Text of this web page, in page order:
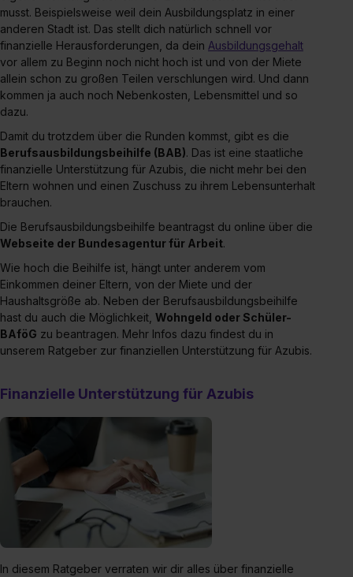
musst. Beispielsweise weil dein Ausbildungsplatz in einer
anderen Stadt ist. Das stellt dich natürlich schnell vor
finanzielle Herausforderungen, da dein Ausbildungsgehalt
vor allem zu Beginn noch nicht hoch ist und von der Miete
allein schon zu großen Teilen verschlungen wird. Und dann
kommen ja auch noch Nebenkosten, Lebensmittel und so
dazu.
Damit du trotzdem über die Runden kommst, gibt es die
Berufsausbildungsbeihilfe (BAB). Das ist eine staatliche
finanzielle Unterstützung für Azubis, die nicht mehr bei den
Eltern wohnen und einen Zuschuss zu ihrem Lebensunterhalt
brauchen.
Die Berufsausbildungsbeihilfe beantragst du online über die
Webseite der Bundesagentur für Arbeit.
Wie hoch die Beihilfe ist, hängt unter anderem vom
Einkommen deiner Eltern, von der Miete und der
Haushaltsgröße ab. Neben der Berufsausbildungsbeihilfe
hast du auch die Möglichkeit, Wohngeld oder Schüler-
BAföG zu beantragen. Mehr Infos dazu findest du in
unserem Ratgeber zur finanziellen Unterstützung für Azubis.
Finanzielle Unterstützung für Azubis
In diesem Ratgeber verraten wir dir alles über finanzielle